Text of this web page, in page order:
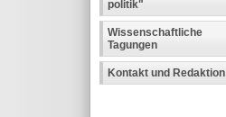
politik"
Wissenschaftliche
Tagungen
Kontakt und Redaktion